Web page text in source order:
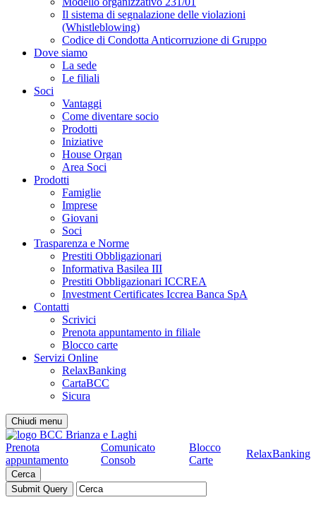
Il sistema di segnalazione delle violazioni
(Whistleblowing)
Codice di Condotta Anticorruzione di Gruppo
Dove siamo
La sede
Le filiali
Soci
Vantaggi
Come diventare socio
Prodotti
Iniziative
House Organ
Area Soci
Prodotti
Famiglie
Imprese
Giovani
Soci
Trasparenza e Norme
Prestiti Obbligazionari
Informativa Basilea III
Prestiti Obbligazionari ICCREA
Investment Certificates Iccrea Banca SpA
Contatti
Scrivici
Prenota appuntamento in filiale
Blocco carte
Servizi Online
RelaxBanking
CartaBCC
Sicura
Chiudi menu
Prenota
appuntamento
Comunicato
Consob
Blocco
Carte
RelaxBanking
Cerca